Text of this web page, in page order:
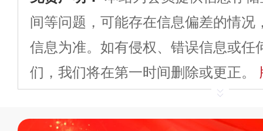
间等问题，可能存在信息偏差的情况
信息为准。如有侵权、错误信息或任
们，我们将在第一时间删除或更正。
平台自有内容（文字
标、LOGO 等）知识产权归本站所